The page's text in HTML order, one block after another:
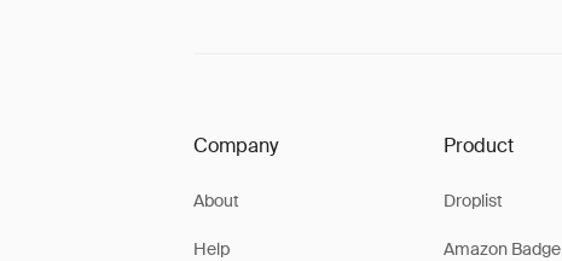
Company
About
Help
Product
Droplist
Amazon Badge